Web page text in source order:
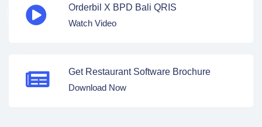
Orderbil X BPD Bali QRIS
Watch Video
Get Restaurant Software Brochure
Download Now